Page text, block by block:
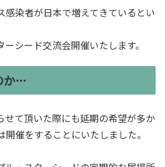
感染者が日本で増えてきているとい
シード交流会開催いたします。
か…
せて頂いた際にも延期の希望が多か
催をすることにいたしました。